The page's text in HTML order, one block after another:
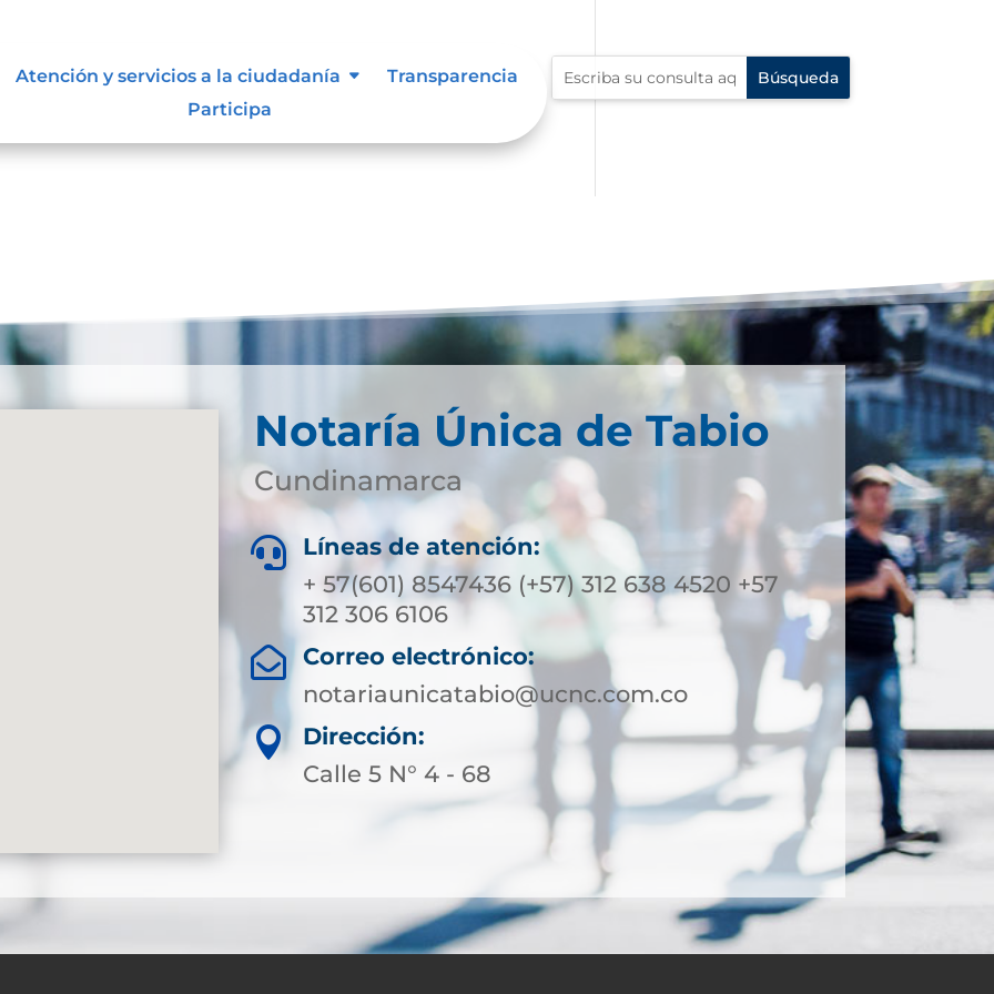
Atención y servicios a la ciudadanía
Transparencia
Participa
les aplique de interés.
Notaría Única de Tabio
Cundinamarca

Líneas de atención:
+ 57(601) 8547436 (+57) 312 638 4520 +57
312 306 6106

Correo electrónico:
notariaunicatabio@ucnc.com.co

Dirección:
Calle 5 N° 4 - 68